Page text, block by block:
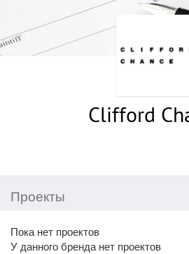
Clifford
Проекты
Пока нет проектов
У данного бренда нет проектов